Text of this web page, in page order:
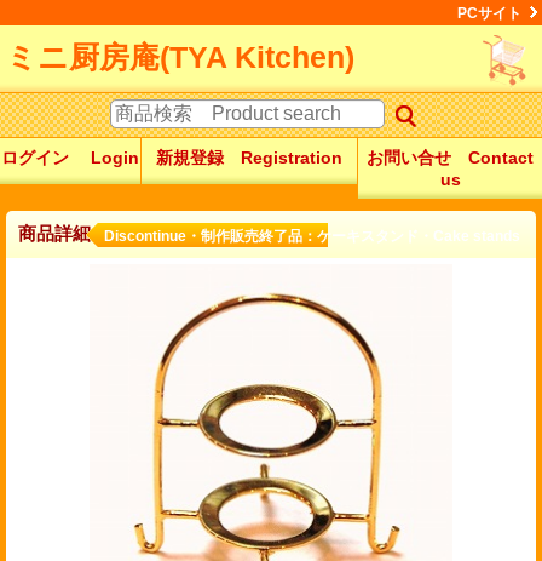
PCサイト
ミニ厨房庵(TYA Kitchen)
ログイン Login 新規登録 Registration
お問い合せ Contact
us
商品詳細 Discontinue・制作販売終了品：ケーキスタンド・Cake stands